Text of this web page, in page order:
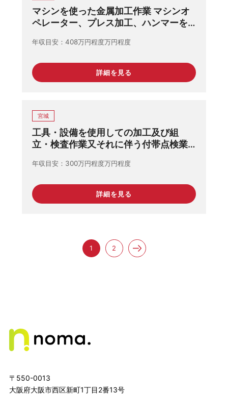
マシンを使った金属加工作業 マシンオ
ペレーター、プレス加工、ハンマーを
年収目安 408万円程度万円程度
詳細を見る
宮城
工具・設備を使用しての加工及び組
立・検査作業又それに伴う付帯点検業
年収目安 300万円程度万円程度
詳細を見る
1 2
〒550-0013
大阪府大阪市西区新町1丁目2番13号